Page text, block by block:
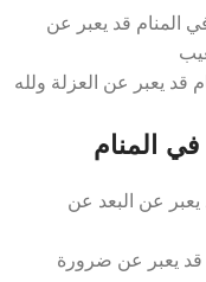
المنام قد يعبر عن
قد يعبر عن العزلة ولله
المنام
يعبر عن البعد عن
قد يعبر عن ضرورة